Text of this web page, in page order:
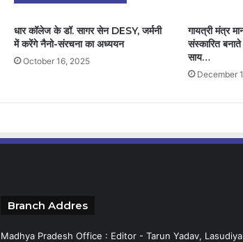
धार कॉलेज के डॉ. सागर सेन DESY, जर्मनी
में करेंगे नैनो-संरचना का अध्ययन
October 16, 2025
गायत्री मंत्र
संस्कारित
साय…
December
Branch Addres
Madhya Pradesh Office : Editor - Tarun Yadav, Lasudiya